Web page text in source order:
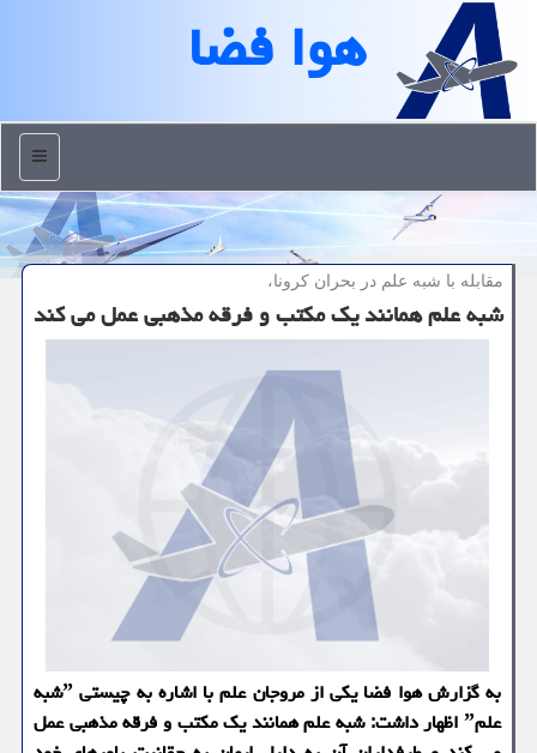
هوا فضا
منو
مقابله با شبه علم در بحران كرونا،
شبه علم همانند یك مكتب و فرقه مذهبی عمل می كند
به گزارش هوا فضا یكی از مروجان علم با اشاره به چیستی ˮشبه
علمˮ اظهار داشت: شبه علم همانند یك مكتب و فرقه مذهبی عمل